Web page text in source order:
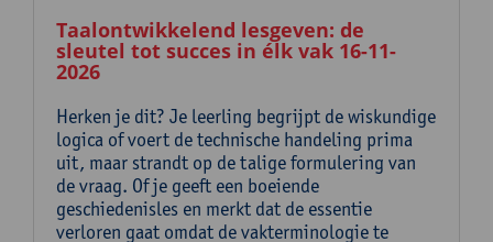
Taalontwikkelend lesgeven: de
sleutel tot succes in élk vak 16-11-
2026
Herken je dit? Je leerling begrijpt de wiskundige
logica of voert de technische handeling prima
uit, maar strandt op de talige formulering van
de vraag. Of je geeft een boeiende
geschiedenisles en merkt dat de essentie
verloren gaat omdat de vakterminologie te